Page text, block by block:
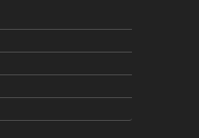
BUKU
keinginan (sebuah
pengelola baru,